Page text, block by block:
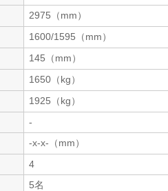
2975（mm）
1600/1595（mm）
145（mm）
1650（kg）
1925（kg）
-
-x-x-（mm）
4
5名